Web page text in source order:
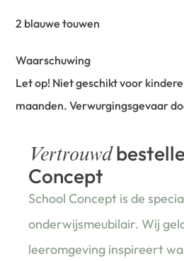
2 blauwe touwen
Waarschuwing
Let op! Niet geschikt voor
maanden. Verwurgingsgevaar
Vertrouwd
Concept
School Concept is de
onderwijsmeubilair. Wij
leeromgeving inspireert